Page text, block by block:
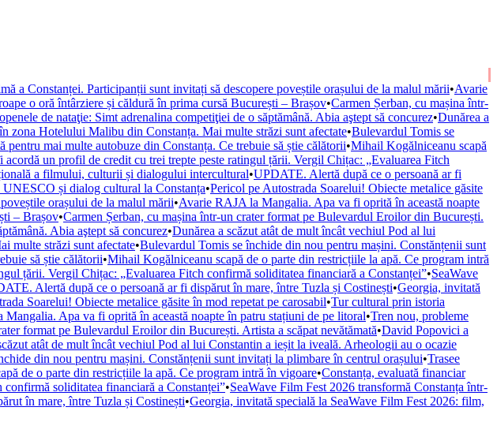
a Constanței. Participanții sunt invitați să descopere poveștile orașului de la malul mării•Avarie
o oră întârziere și căldură în prima cursă București – Brașov•Carmen Șerban, cu mașina într-
de nataţie: Simt adrenalina competiţiei de o săptămână. Abia aştept să concurez•Dunărea a
zona Hotelului Malibu din Constanța. Mai multe străzi sunt afectate•Bulevardul Tomis se
pentru mai multe autobuze din Constanța. Ce trebuie să știe călătorii•Mihail Kogălniceanu scapă
un profil de credit cu trei trepte peste ratingul țării. Vergil Chițac: „Evaluarea Fitch
a filmului, culturii și dialogului intercultural•UPDATE. Alertă după ce o persoană ar fi
și dialog cultural la Constanța•Pericol pe Autostrada Soarelui! Obiecte metalice găsite
orașului de la malul mării•Avarie RAJA la Mangalia. Apa va fi oprită în această noapte
– Brașov•Carmen Șerban, cu mașina într-un crater format pe Bulevardul Eroilor din București.
Abia aştept să concurez•Dunărea a scăzut atât de mult încât vechiul Pod al lui
multe străzi sunt afectate•Bulevardul Tomis se închide din nou pentru mașini. Constănțenii sunt
să știe călătorii•Mihail Kogălniceanu scapă de o parte din restricțiile la apă. Ce program intră
țării. Vergil Chițac: „Evaluarea Fitch confirmă soliditatea financiară a Constanței”•SeaWave
Alertă după ce o persoană ar fi dispărut în mare, între Tuzla și Costinești•Georgia, invitată
Soarelui! Obiecte metalice găsite în mod repetat pe carosabil•Tur cultural prin istoria
Apa va fi oprită în această noapte în patru stațiuni de pe litoral•Tren nou, probleme
format pe Bulevardul Eroilor din București. Artista a scăpat nevătămată•David Popovici a
atât de mult încât vechiul Pod al lui Constantin a ieșit la iveală. Arheologii au o ocazie
din nou pentru mașini. Constănțenii sunt invitați la plimbare în centrul orașului•Trasee
de o parte din restricțiile la apă. Ce program intră în vigoare•Constanța, evaluată financiar
soliditatea financiară a Constanței”•SeaWave Film Fest 2026 transformă Constanța într-
în mare, între Tuzla și Costinești•Georgia, invitată specială la SeaWave Film Fest 2026: film,